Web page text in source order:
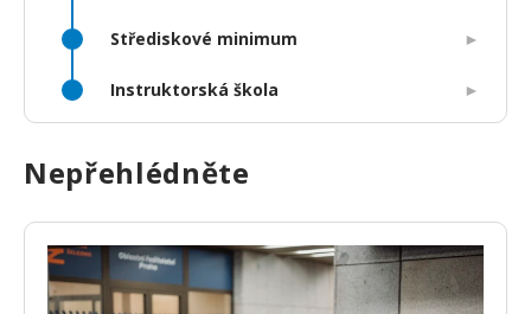
Střediskové minimum
Instruktorská škola
Nepřehlédněte